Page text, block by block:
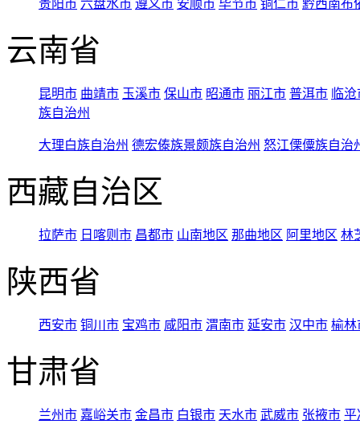
贵阳市 六盘水市 遵义市 安顺市 毕节市 铜仁市 黔西南布
云南省
昆明市 曲靖市 玉溪市 保山市 昭通市 丽江市 普洱市 临
族自治州
大理白族自治州 德宏傣族景颇族自治州 怒江傈僳族自治
西藏自治区
拉萨市 日喀则市 昌都市 山南地区 那曲地区 阿里地区 林
陕西省
西安市 铜川市 宝鸡市 咸阳市 渭南市 延安市 汉中市 榆林
甘肃省
兰州市 嘉峪关市 金昌市 白银市 天水市 武威市 张掖市 平